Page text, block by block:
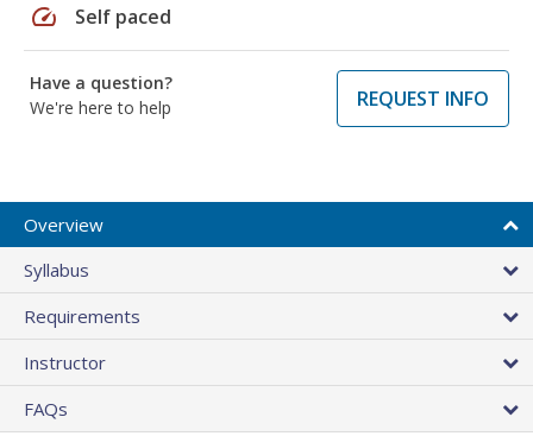
speed Self paced
Have a question?
We're here to help
REQUEST INFO
Overview
Syllabus
Requirements
Instructor
FAQs